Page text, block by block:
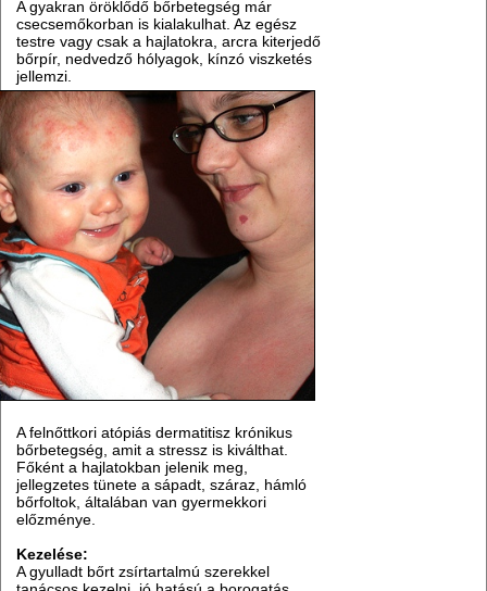
A gyakran öröklődő bőrbetegség már
csecsemőkorban is kialakulhat. Az egész
testre vagy csak a hajlatokra, arcra kiterjedő
bőrpír, nedvedző hólyagok, kínzó viszketés
jellemzi.
A felnőttkori atópiás dermatitisz krónikus
bőrbetegség, amit a stressz is kiválthat.
Főként a hajlatokban jelenik meg,
jellegzetes tünete a sápadt, száraz, hámló
bőrfoltok, általában van gyermekkori
előzménye.
Kezelése:
A gyulladt bőrt zsírtartalmú szerekkel